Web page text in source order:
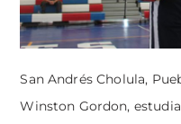
San Andrés Cholula,
Winston Gordon,